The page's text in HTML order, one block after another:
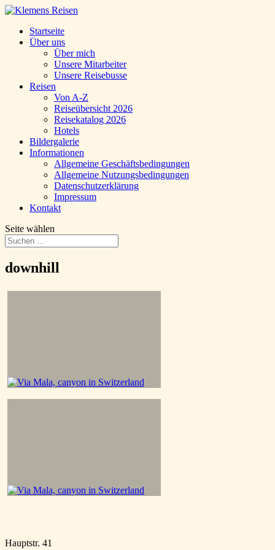
Startseite
Über uns
Über mich
Unsere Mitarbeiter
Unsere Reisebusse
Reisen
Von A-Z
Reiseübersicht 2026
Reisekatalog 2026
Hotels
Bildergalerie
Informationen
Allgemeine Geschäftsbedingungen
Allgemeine Nutzungsbedingungen
Datenschutzerklärung
Impressum
Kontakt
Seite wählen
downhill
Hauptstr. 41